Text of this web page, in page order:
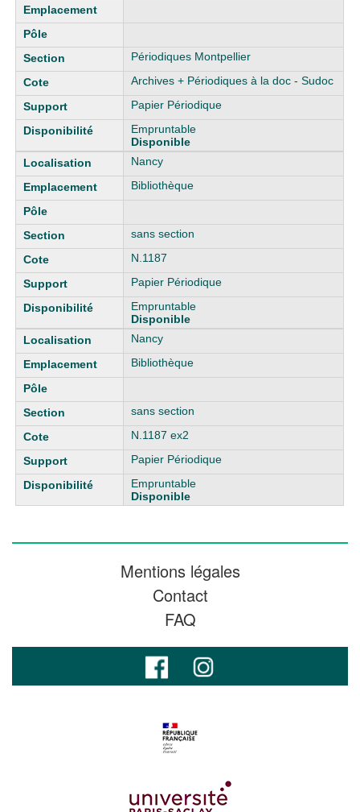
Périodiques Montpellier
Archives + Périodiques à la doc - Sudoc
Papier Périodique
Empruntable
Disponible
Nancy
Bibliothèque
sans section
N.1187
Papier Périodique
Empruntable
Disponible
Nancy
Bibliothèque
sans section
N.1187 ex2
Papier Périodique
Empruntable
Disponible
Mentions légales
Contact
FAQ